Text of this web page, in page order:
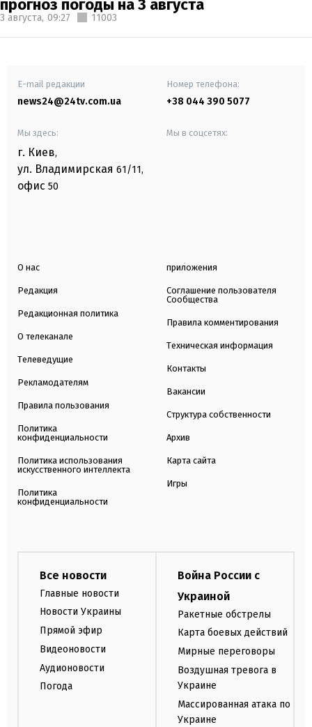
прогноз погоды на 3 августа
3 августа, 09:27 11003
E-mail редакции
news24@24tv.com.ua
Номер телефона:
+38 044 390 5077
Мы здесь:
г. Киев,
ул. Владимирская 61/11,
офис 50
Мы в соцсетях:
О нас
Редакция
Редакционная политика
О телеканале
Телеведущие
Рекламодателям
Правила пользования
Политика
конфиденциальности
Политика использования
искусственного интеллекта
Политика
конфиденциальности
приложения
Соглашение пользователя
Сообщества
Правила комментирования
Техническая информация
Контакты
Вакансии
Структура собственности
Архив
Карта сайта
Игры
Все новости
Главные новости
Новости Украины
Прямой эфир
Видеоновости
Аудионовости
Погода
Война России с
Украиной
Ракетные обстрелы
Карта боевых действий
Мирные переговоры
Воздушная тревога в
Украине
Массированная атака по
Украине